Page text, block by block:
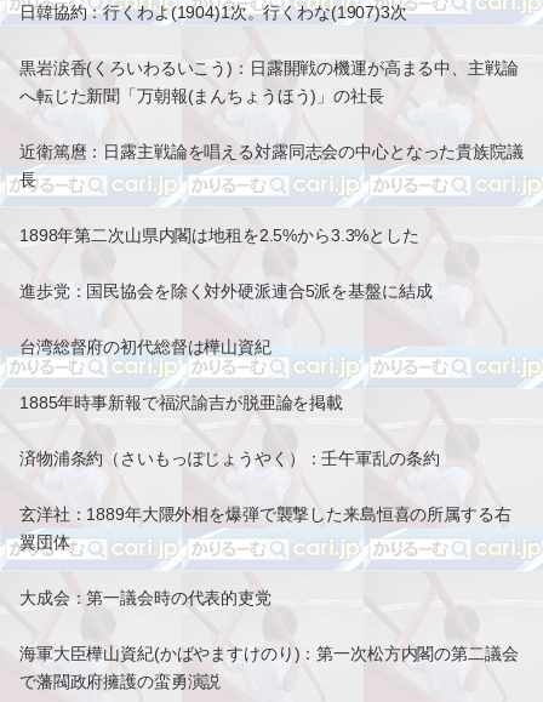
日韓協約：行くわよ(1904)1次。行くわな(1907)3次
黒岩涙香(くろいわるいこう)：日露開戦の機運が高まる中、主戦論
へ転じた新聞「万朝報(まんちょうほう)」の社長
近衛篤麿：日露主戦論を唱える対露同志会の中心となった貴族院議
長
1898年第二次山県内閣は地租を2.5%から3.3%とした
進歩党：国民協会を除く対外硬派連合5派を基盤に結成
台湾総督府の初代総督は樺山資紀
1885年時事新報で福沢諭吉が脱亜論を掲載
済物浦条約（さいもっぽじょうやく）：壬午軍乱の条約
玄洋社：1889年大隈外相を爆弾で襲撃した来島恒喜の所属する右
翼団体
大成会：第一議会時の代表的吏党
海軍大臣樺山資紀(かばやますけのり)：第一次松方内閣の第二議会
で藩閥政府擁護の蛮勇演説